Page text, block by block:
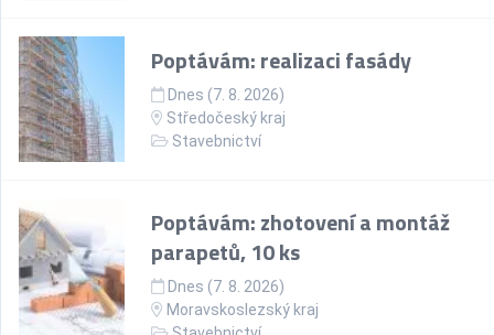
Poptávám: realizaci fasády
Dnes (7. 8. 2026)
Středočeský kraj
Stavebnictví
Poptávám: zhotovení a montáž
parapetů, 10 ks
Dnes (7. 8. 2026)
Moravskoslezský kraj